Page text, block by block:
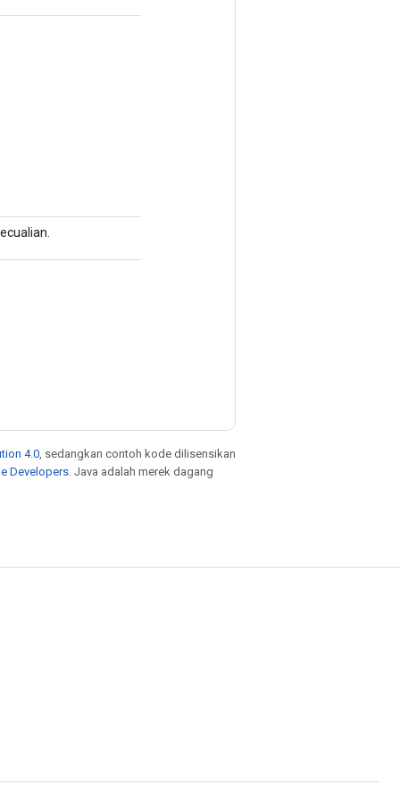
4.0 , sedangkan contoh kode dilisensikan
Developers . Java adalah merek dagang